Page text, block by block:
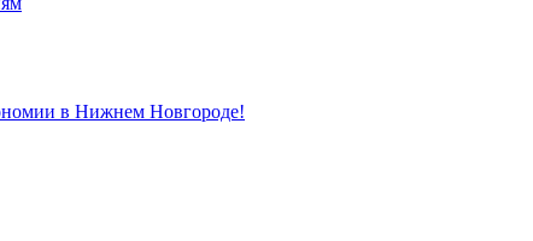
в Нижнем Новгороде!